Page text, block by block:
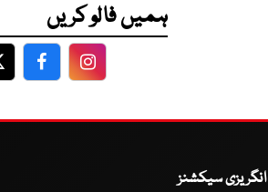
ہمیں فالو کریں
TwitterFacebookFacebook
انگریزی سیکشنز